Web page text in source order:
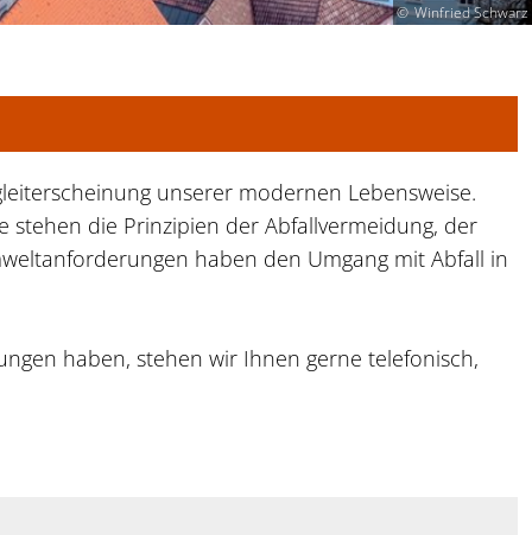
Winfried Schwarz
unserer modernen Lebensweise.
stehen die Prinzipien der Abfallvermeidung, der
haben den Umgang mit Abfall in
haben, stehen wir Ihnen gerne telefonisch,